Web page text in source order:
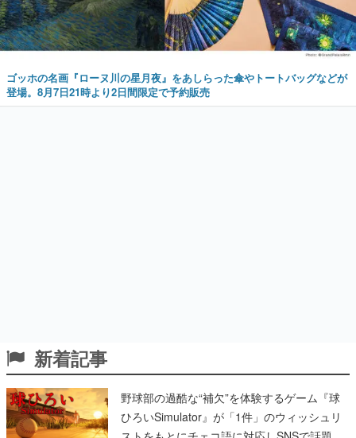
ゴッホの名画『ローヌ川の星月夜』をあしらった傘やトートバッグなどが
登場。8月7日21時より2日間限定で予約販売
新着記事
野球部の過酷な“補欠”を体験するゲーム『球
ひろいSimulator』が「1件」のウィッシュリ